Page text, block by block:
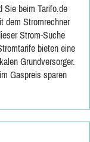
Sie beim Tarifo.de
dem Stromrechner
Strom-Suche
bieten eine
Grundversorger.
Gaspreis sparen